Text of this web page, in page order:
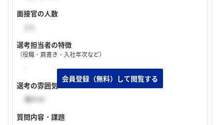
面接官の人数
選考担当者の特徴
（役職・肩書き・入社年次など）
選考の雰囲気
穏やか
質問内容・課題